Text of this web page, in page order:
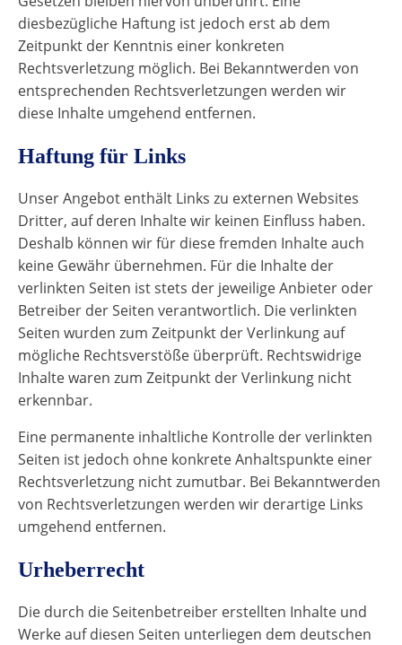
diesbezügliche Haftung ist jedoch erst ab dem
Zeitpunkt der Kenntnis einer konkreten
Rechtsverletzung möglich. Bei Bekanntwerden von
entsprechenden Rechtsverletzungen werden wir
diese Inhalte umgehend entfernen.
Haftung für Links
Unser Angebot enthält Links zu externen Websites
Dritter, auf deren Inhalte wir keinen Einfluss haben.
Deshalb können wir für diese fremden Inhalte auch
keine Gewähr übernehmen. Für die Inhalte der
verlinkten Seiten ist stets der jeweilige Anbieter oder
Betreiber der Seiten verantwortlich. Die verlinkten
Seiten wurden zum Zeitpunkt der Verlinkung auf
mögliche Rechtsverstöße überprüft. Rechtswidrige
Inhalte waren zum Zeitpunkt der Verlinkung nicht
erkennbar.
Eine permanente inhaltliche Kontrolle der verlinkten
Seiten ist jedoch ohne konkrete Anhaltspunkte einer
Rechtsverletzung nicht zumutbar. Bei Bekanntwerden
von Rechtsverletzungen werden wir derartige Links
umgehend entfernen.
Urheberrecht
Die durch die Seitenbetreiber erstellten Inhalte und
Werke auf diesen Seiten unterliegen dem deutschen